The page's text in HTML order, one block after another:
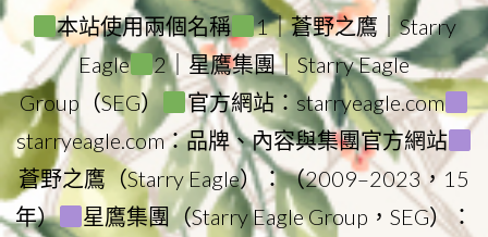
本站使用兩個名稱
1｜蒼野之鷹｜Starry
Eagle
2｜星鷹集團｜Starry Eagle
Group（SEG）
官方網站：starryeagle.com
starryeagle.com：品牌、內容與集團官方網站
蒼野之鷹（Starry Eagle）：（2009–2023，15
年）
星鷹集團（Starry Eagle Group，SEG）：